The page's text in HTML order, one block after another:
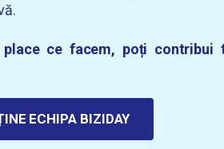
place ce facem, poți contribui
ECHIPA BIZIDAY